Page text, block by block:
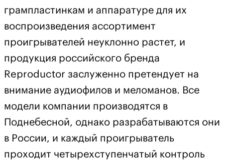
грампластинкам и аппаратуре для их
воспроизведения ассортимент
проигрывателей неуклонно растет, и
продукция российского бренда
Reproductor заслуженно претендует на
внимание аудиофилов и меломанов. Все
модели компании производятся в
Поднебесной, однако разрабатываются они
в России, и каждый проигрыватель
проходит четырехступенчатый контроль